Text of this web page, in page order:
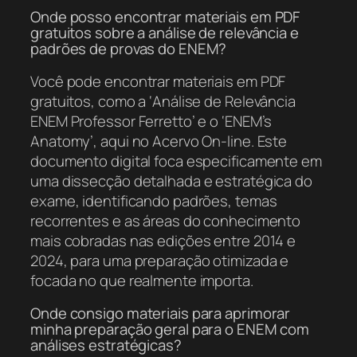
Onde posso encontrar materiais em PDF
gratuitos sobre a análise de relevância e
padrões de provas do ENEM?
Você pode encontrar materiais em PDF
gratuitos, como a ‘Análise de Relevância
ENEM Professor Ferretto’ e o ‘ENEM’s
Anatomy’, aqui no Acervo On-line. Este
documento digital foca especificamente em
uma dissecção detalhada e estratégica do
exame, identificando padrões, temas
recorrentes e as áreas do conhecimento
mais cobradas nas edições entre 2014 e
2024, para uma preparação otimizada e
focada no que realmente importa.
Onde consigo materiais para aprimorar
minha preparação geral para o ENEM com
análises estratégicas?